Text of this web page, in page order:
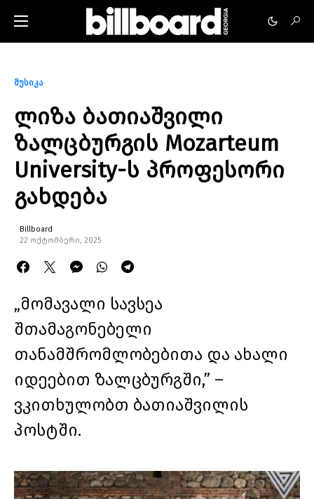
მუსიკა
ლიზა ბათიაშვილი
ზალცბურგის Mozarteum
University-ს პროფესორი
გახდება
Billboard
22 ოქტომბერი, 2025
„მომავალი სავსეა
შთამაგონებელი
თანამშრომლობებითა და ახალი
იდეებით ზალცბურგში,” –
ვკითხულობთ ბათიაშვილის
პოსტში.